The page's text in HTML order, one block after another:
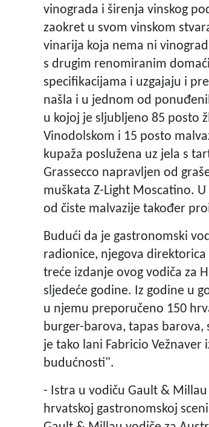
vinograda i širenja vinskog
zaokret u svom vinskom
vinarija koja nema ni
s drugim renomiranim
specifikacijama i uzgajaju i
našla i u jednom od
u kojoj je sljubljeno 85 posto
Vinodolskom i 15 posto
kupaža poslužena uz jela s
Grassecco napravljen od
muškata Z-Light Moscatino.
od čiste malvazije također
Budući da je gastronomski
radionice, njegova
treće izdanje ovog vodiča za
sljedeće godine. Iz godine u
u njemu preporučeno 150
burger-barova, tapas
je tako lani Fabricio
budućnosti".
- Istra u vodiču Gault &
hrvatskoj gastronomskoj